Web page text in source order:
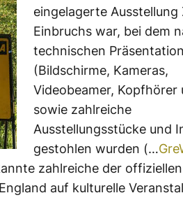
eingelagerte Ausstellung
Einbruchs war, bei dem
technischen
(Bildschirme, Kameras,
Videobeamer, Kopfhörer
sowie zahlreiche
Ausstellungsstücke und
gestohlen wurden (…
zahlreiche der
auf kulturelle